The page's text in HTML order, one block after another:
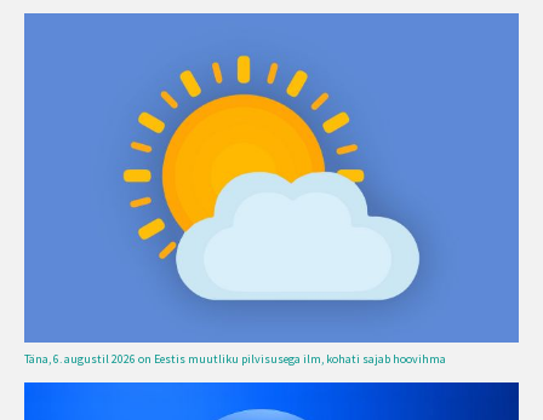
Täna, 6. augustil 2026 on Eestis muutliku pilvisusega ilm, kohati sajab hoovihma